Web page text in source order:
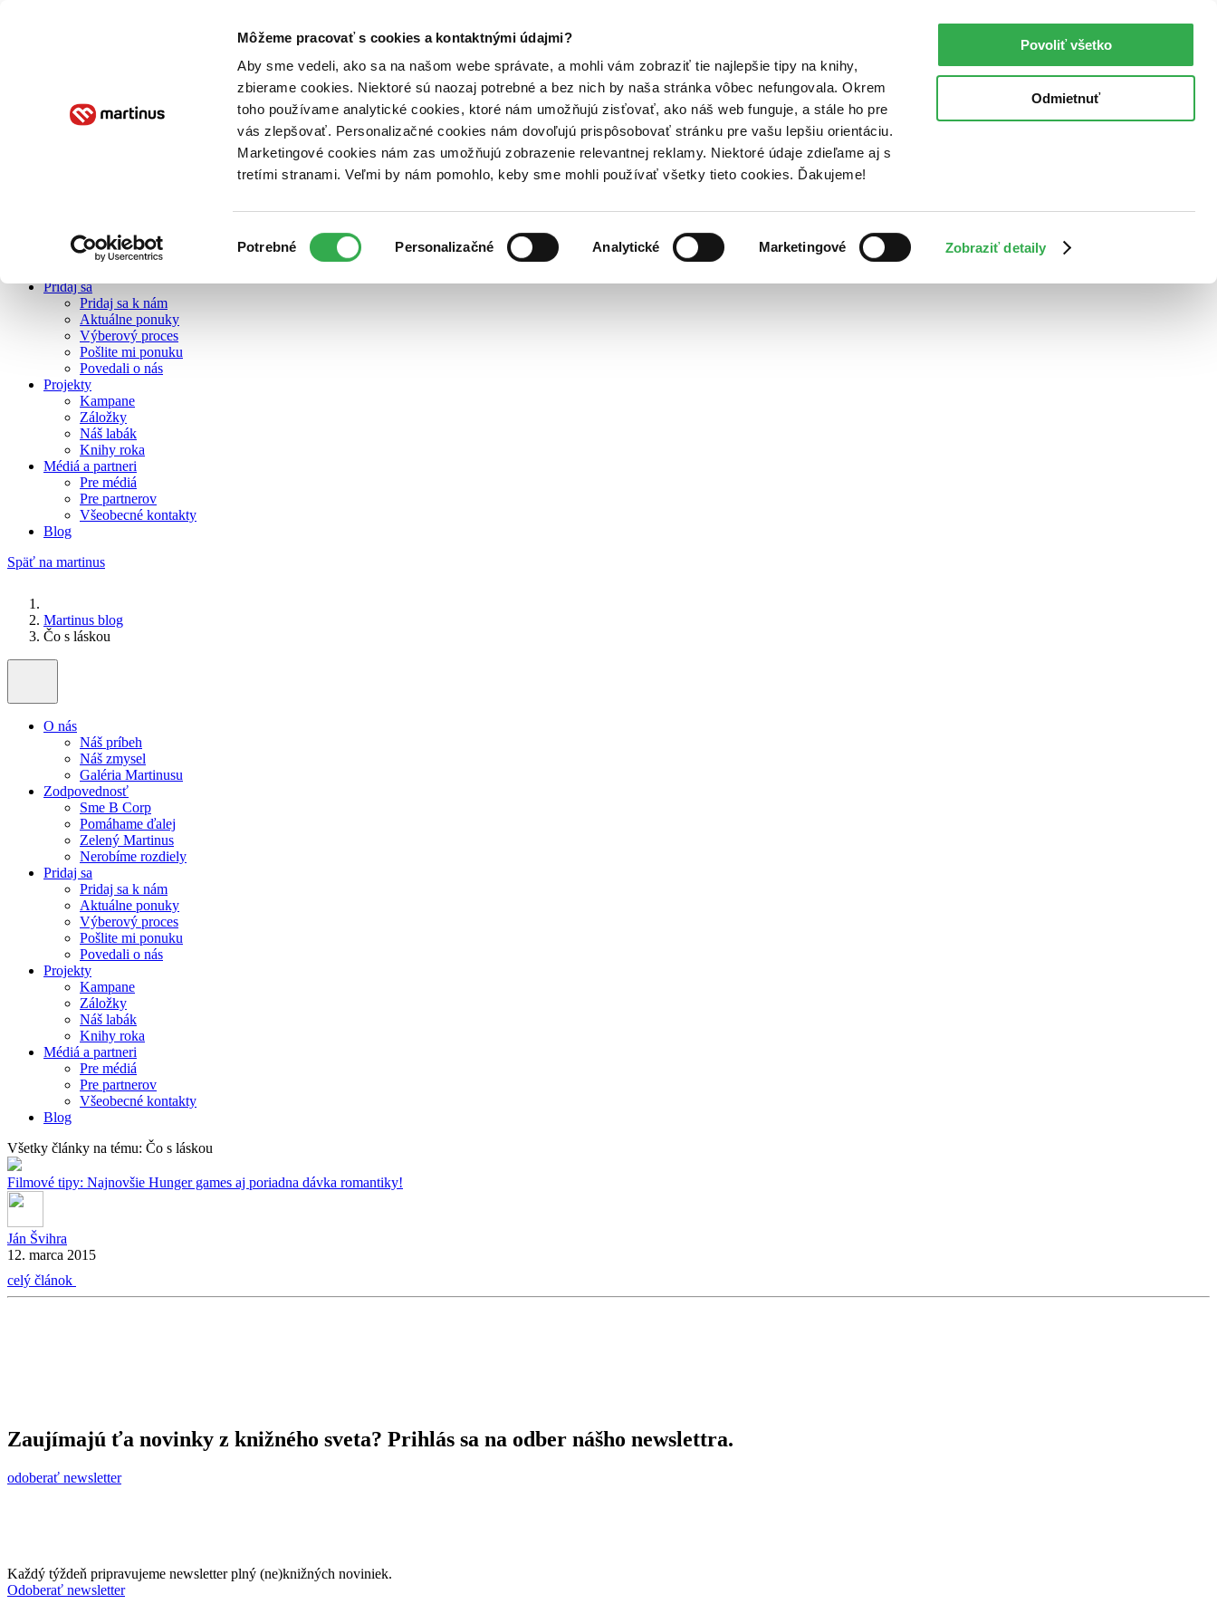
Môžeme pracovať s cookies a kontaktnými údajmi?
Aby sme vedeli, ako sa na našom webe správate, a mohli vám zobraziť tie najlepšie tipy na knihy,
zbierame cookies. Niektoré sú naozaj potrebné a bez nich by naša stránka vôbec nefungovala. Okrem
toho používame analytické cookies, ktoré nám umožňujú zisťovať, ako náš web funguje, a stále ho pre
vás zlepšovať. Personalizačné cookies nám dovoľujú prispôsobovať stránku pre vašu lepšiu orientáciu.
Marketingové cookies nám zas umožňujú zobrazenie relevantnej reklamy. Niektoré údaje zdieľame aj s
tretími stranami. Veľmi by nám pomohlo, keby sme mohli používať všetky tieto cookies. Ďakujeme!
súhlasu
Potrebné Personalizačné Analytické Marketingové Zobraziť detaily
Povoliť všetko
Odmietnuť
Pomáhame ďalej
Zelený Martinus
Pridaj sa
Pridaj sa k nám
Aktuálne ponuky
Výberový proces
Pošlite mi ponuku
Povedali o nás
Projekty
Kampane
Záložky
Náš labák
Knihy roka
Médiá a partneri
Pre médiá
Pre partnerov
Všeobecné kontakty
Blog
Späť na martinus
Martinus blog
Čo s láskou
O nás
Náš príbeh
Náš zmysel
Galéria Martinusu
Zodpovednosť
Sme B Corp
Pomáhame ďalej
Zelený Martinus
Nerobíme rozdiely
Pridaj sa
Pridaj sa k nám
Aktuálne ponuky
Výberový proces
Pošlite mi ponuku
Povedali o nás
Projekty
Kampane
Záložky
Náš labák
Knihy roka
Médiá a partneri
Pre médiá
Pre partnerov
Všeobecné kontakty
Blog
Všetky články na tému: Čo s láskou
Filmové tipy: Najnovšie Hunger games aj poriadna dávka romantiky!
Ján Švihra
12. marca 2015
celý článok
Zaujímajú ťa novinky z knižného sveta? Prihlás sa na odber nášho newslettra.
odoberať newsletter
Každý týždeň pripravujeme newsletter plný (ne)knižných noviniek.
Odoberať newsletter